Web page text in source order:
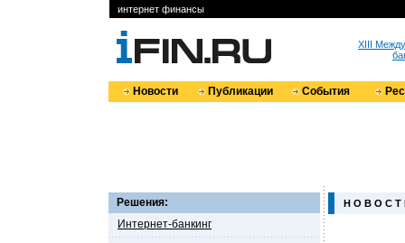
интернет финансы
XIII
Новости Публикации События
Решения:
Интернет-банкинг
Н О В О С Т